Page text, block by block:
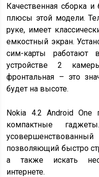
Качественная сборка
плюсы этой модели.
руке, имеет
емкостный экран.
сим-карты
устройстве 2
фронтальная – это
будет на высоте.
Nokia 4.2 Android One
компактные
позволяющий быстро
а также искать
интернете.